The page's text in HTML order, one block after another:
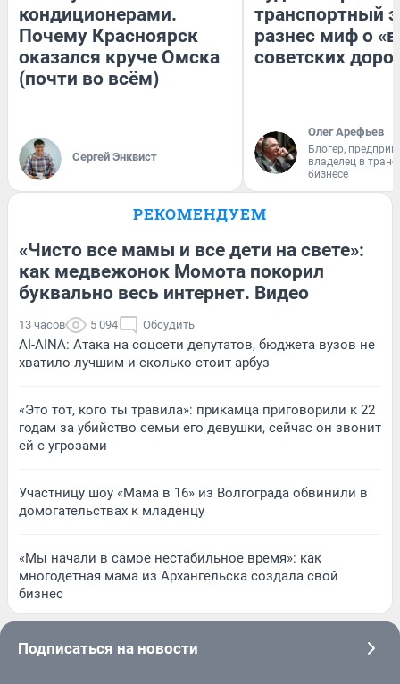
кондиционерами.
Почему Красноярск
оказался круче Омска
(почти во всём)
Сергей Энквист
транспортный
разнес миф о
советских
Олег Арефьев
Блогер,
владелец в
бизнесе
РЕКОМЕНДУЕМ
«Чисто все мамы и все дети на свете»:
как медвежонок Момота покорил
буквально весь интернет. Видео
13 часов 5 094 Обсудить
AI-AINA: Атака на соцсети депутатов, бюджета вузов не
хватило лучшим и сколько стоит арбуз
«Это тот, кого ты травила»: прикамца приговорили к 22
годам за убийство семьи его девушки, сейчас он звонит
ей с угрозами
Участницу шоу «Мама в 16» из Волгограда обвинили в
домогательствах к младенцу
«Мы начали в самое нестабильное время»: как
многодетная мама из Архангельска создала свой
бизнес
Подписаться на новости